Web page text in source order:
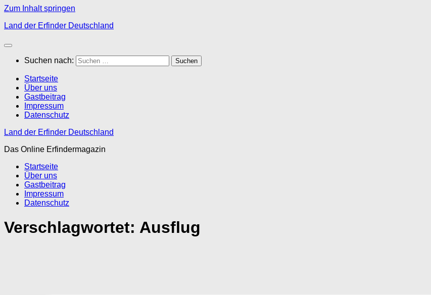
Zum Inhalt springen
Land der Erfinder Deutschland
Suchen nach:
Startseite
Über uns
Gastbeitrag
Impressum
Datenschutz
Land der Erfinder Deutschland
Das Online Erfindermagazin
Startseite
Über uns
Gastbeitrag
Impressum
Datenschutz
Verschlagwortet: Ausflug